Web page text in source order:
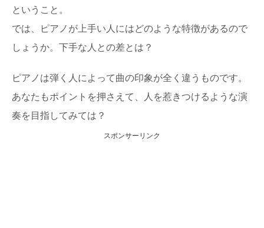
ということ。
では、ピアノが上手い人にはどのような特徴があるので
しょうか。下手な人との差とは？
ピアノは弾く人によって曲の印象が全く違うものです。
あなたもポイントを押さえて、人を惹きつけるような演
奏を目指してみては？
スポンサーリンク